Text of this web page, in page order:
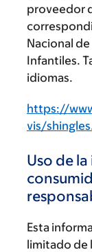
proveedor
Nacional
Infantiles.
idiomas.
https://
vis/
Uso de
Esta
limitado de